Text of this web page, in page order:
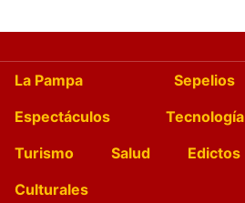
La Pampa Sepelios
Espectáculos
Tecnología
Turismo
Salud Edictos
Culturales